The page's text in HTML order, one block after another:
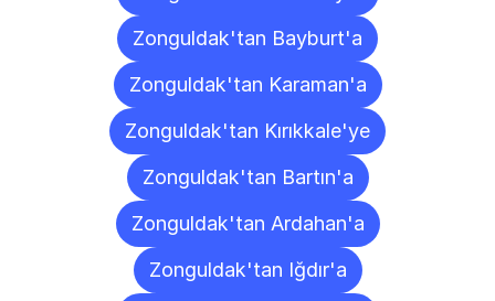
Zonguldak'tan Bayburt'a
Zonguldak'tan Karaman'a
Zonguldak'tan Kırıkkale'ye
Zonguldak'tan Bartın'a
Zonguldak'tan Ardahan'a
Zonguldak'tan Iğdır'a